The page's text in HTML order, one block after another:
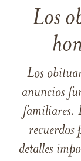
Los
Los
anuncios
familiares.
recuerdos
detalles